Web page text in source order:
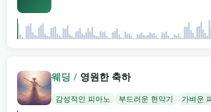
웨딩 / 영원한 축하
감성적인 피아노 부드러운 현악기 가벼운